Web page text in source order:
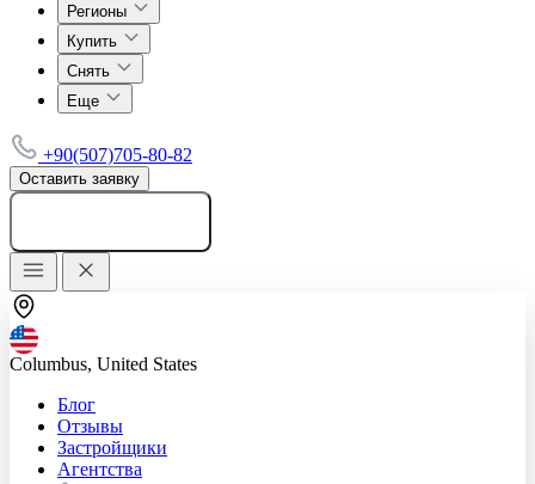
Регионы
Купить
Снять
Еще
+90(507)705-80-82
Оставить заявку
Columbus, United States
Блог
Отзывы
Застройщики
Агентства